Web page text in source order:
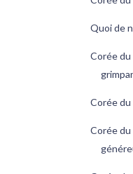
Quoi de
Corée
Corée du
Corée